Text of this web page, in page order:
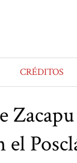
CRÉDITOS
el